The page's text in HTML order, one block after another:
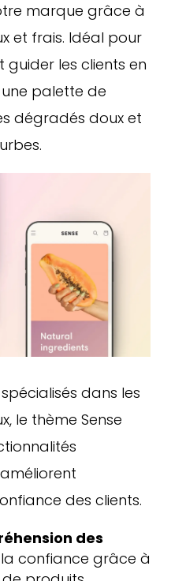
marque grâce à
et frais. Idéal pour
guider les clients en
palette de
dégradés doux et
dans les
le thème Sense
des clients.
des
la confiance grâce à